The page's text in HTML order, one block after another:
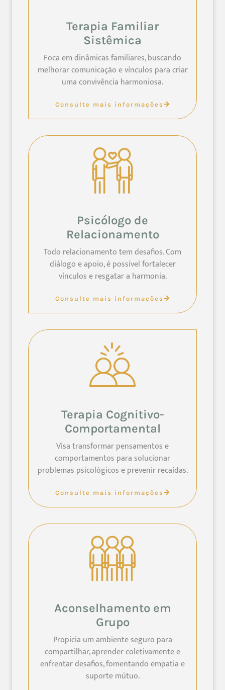
Terapia Familiar
Sistêmica
Foca em dinâmicas familiares, buscando
melhorar comunicação e vínculos para criar
uma convivência harmoniosa.
Consulte mais informações
Psicólogo de
Relacionamento
Todo relacionamento tem desafios. Com
diálogo e apoio, é possível fortalecer
vínculos e resgatar a harmonia.
Consulte mais informações
Terapia Cognitivo-
Comportamental
Visa transformar pensamentos e
comportamentos para solucionar
problemas psicológicos e prevenir recaídas.
Consulte mais informações
Aconselhamento em
Grupo
Propicia um ambiente seguro para
compartilhar, aprender coletivamente e
enfrentar desafios, fomentando empatia e
suporte mútuo.